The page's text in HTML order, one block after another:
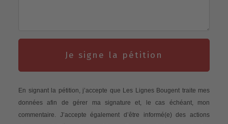
Je signe la pétition
En signant la pétition, j’accepte que Les Lignes Bougent traite mes
données afin de gérer ma signature et, le cas échéant, mon
commentaire. J’accepte également d’être informé(e) des actions